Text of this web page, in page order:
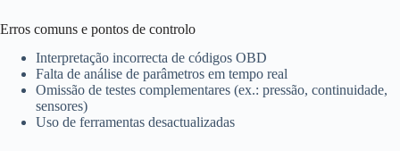
Erros comuns e pontos de controlo
Interpretação incorrecta de códigos OBD
Falta de análise de parâmetros em tempo real
Omissão de testes complementares (ex.: pressão, continuidade,
sensores)
Uso de ferramentas desactualizadas